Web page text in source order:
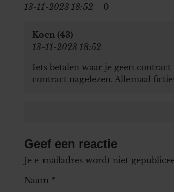
13-11-2023 18:52 0
Koen (43)
13-11-2023 18:52
Iets betalen waar je geen
contract nagelezen. Allemaal
Geef een reactie
Je e-mailadres wordt niet
Naam *